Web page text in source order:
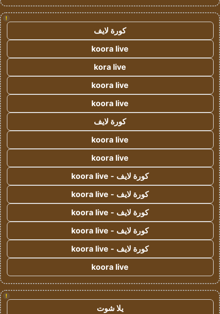
!
كورة لايف
koora live
kora live
koora live
koora live
كورة لايف
koora live
koora live
كورة لايف - koora live
كورة لايف - koora live
كورة لايف - koora live
كورة لايف - koora live
كورة لايف - koora live
koora live
!
يلا شوت